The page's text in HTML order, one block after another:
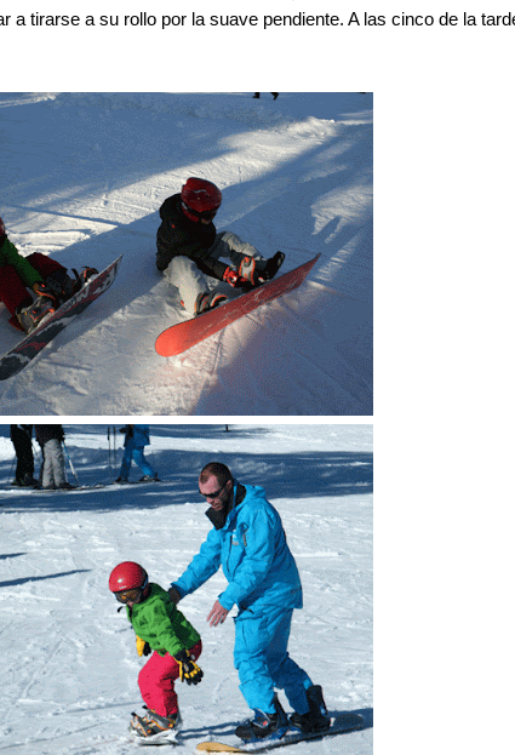
tirarse a su rollo por la suave pendiente. A las cinco de la